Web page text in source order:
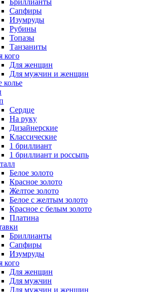
Бриллианты
Сапфиры
Изумруды
Рубины
Топазы
Танзаниты
кого
Для женщин
Для мужчин и женщин
колье
Сердце
На руку
Дизайнерские
Классические
1 бриллиант
1 бриллиант и россыпь
Белое золото
Красное золото
Желтое золото
Белое с желтым золото
Красное с белым золото
Платина
Бриллианты
Сапфиры
Изумруды
кого
Для женщин
Для мужчин
Для мужчин и женщин